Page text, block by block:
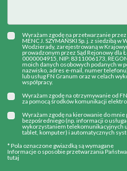
Wyrażam zgodę na przetwarzanie przez
MENC J. SZYMAŃSKI Sp. j. z siedzibą
Wodzierady, zarejestrowaną w
prowadzonym przez Sąd Rejonowy dla
0000004915, NIP: 8311006173,
moich danych osobowych podanych w
nazwisko, adres e-mail, numer
lub usług FN Granum oraz w celach
współpracy.
Wyrażam zgodę na otrzymywanie od
za pomocą środków komunikacji
Wyrażam zgodę na kierowanie do
bezpośredniego (np. informacji o
wykorzystaniem telekomunikacyjnych
tablet, komputer) i automatycznych
* Pola oznaczone gwiazdką są wymagane
Informacje o sposobie przetwarzania
tutaj